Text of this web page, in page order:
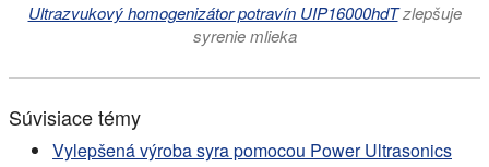
Ultrazvukový homogenizátor potravín UIP16000hdTzlepšuje
syrenie mlieka
Súvisiace témy
Vylepšená výroba syra pomocou Power Ultrasonics